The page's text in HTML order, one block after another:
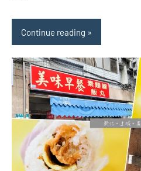
Continue reading